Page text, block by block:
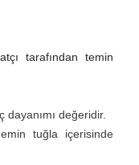
tarafından temin
değeridir.
tuğla içerisinde